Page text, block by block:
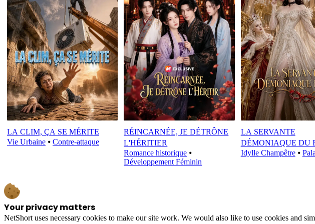
LA CLIM, ÇA SE MÉRITE
Vie Urbaine ⦁ Contre-attaque
RÉINCARNÉE, JE DÉTRÔNE
L'HÉRITIER
Romance historique ⦁
Développement Féminin
LA SERVANTE
DÉMONIAQUE DU
Idylle Champêtre⦁
Your privacy matters
NetShort uses necessary cookies to make our site work. We would also like to use cookies and